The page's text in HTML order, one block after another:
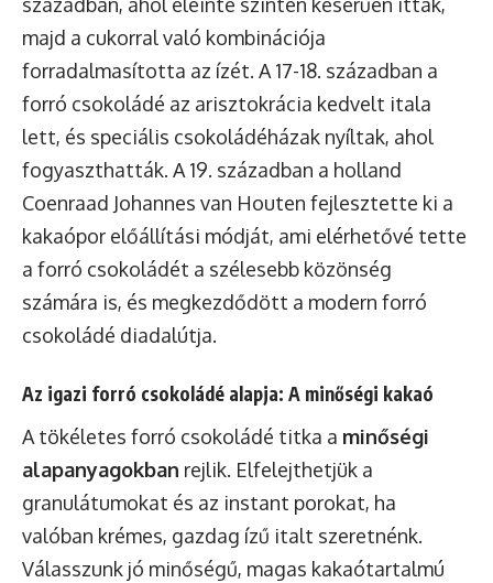
majd a cukorral való kombinációja
forradalmasította az ízét. A 17-18. században a
forró csokoládé az arisztokrácia kedvelt itala
lett, és speciális csokoládéházak nyíltak, ahol
fogyaszthatták. A 19. században a holland
Coenraad Johannes van Houten fejlesztette ki a
kakaópor előállítási módját, ami elérhetővé tette
a forró csokoládét a szélesebb közönség
számára is, és megkezdődött a modern forró
csokoládé diadalútja.
Az igazi forró csokoládé alapja: A minőségi kakaó
A tökéletes forró csokoládé titka a minőségi
alapanyagokban rejlik. Elfelejthetjük a
granulátumokat és az instant porokat, ha
valóban krémes, gazdag ízű italt szeretnénk.
Válasszunk jó minőségű, magas kakaótartalmú